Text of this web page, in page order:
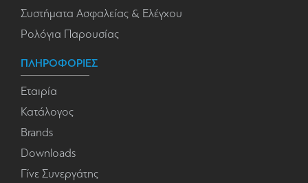
Συστήματα Ασφαλείας & Ελέγχου
Ρολόγια Παρουσίας
ΠΛΗΡΟΦΟΡΙΕΣ
Εταιρία
Κατάλογος
Brands
Downloads
Γίνε Συνεργάτης